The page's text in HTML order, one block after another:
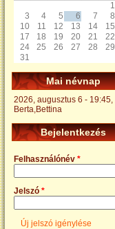
1
3
4 5 6 7 8
10
11 12 13 14 15
17
18 19 20 21 22
24
25 26 27 28 29
31
Mai névnap
2026, augusztus 6 - 19:45,
Berta,Bettina
Bejelentkezés
Felhasználónév *
Jelszó *
Új jelszó igénylése